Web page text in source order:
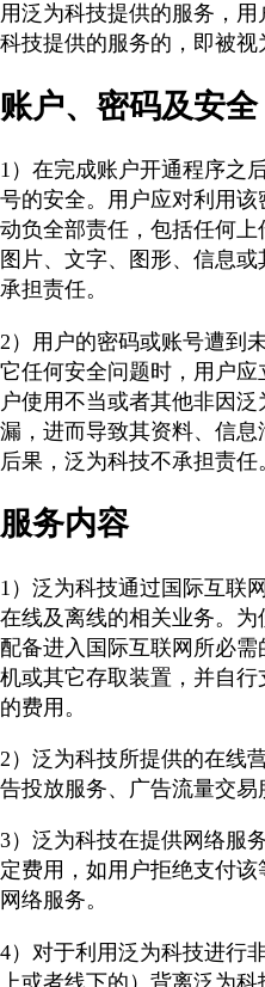
用泛为科技提供的服务，
科技提供的服务的，即被视
账户、密码及安全
1）在完成账户开通程序之
号的安全。用户应对利用
动负全部责任，包括任何上
图片、文字、图形、信息
承担责任。
2）用户的密码或账号遭到
它任何安全问题时，用户
户使用不当或者其他非因
漏，进而导致其资料、信息
后果，泛为科技不承担责任
服务内容
1）泛为科技通过国际互联
在线及离线的相关业务。
配备进入国际互联网所必
机或其它存取装置，并自
的费用。
2）泛为科技所提供的在线
告投放服务、广告流量交易
3）泛为科技在提供网络服
定费用，如用户拒绝支付
网络服务。
4）对于利用泛为科技进行
上或者线下的）背离泛为